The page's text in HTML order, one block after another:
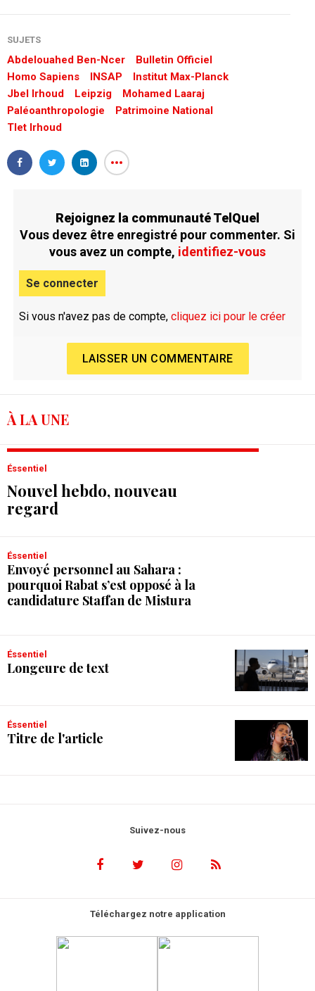
SUJETS
Abdelouahed Ben-Ncer
Bulletin Officiel
Homo Sapiens
INSAP
Institut Max-Planck
Jbel Irhoud
Leipzig
Mohamed Laaraj
Paléoanthropologie
Patrimoine National
Tlet Irhoud
Rejoignez la communauté TelQuel
Vous devez être enregistré pour commenter. Si
vous avez un compte, identifiez-vous
Se connecter
Si vous n'avez pas de compte, cliquez ici pour le créer
LAISSER UN COMMENTAIRE
À LA UNE
Éssentiel
Nouvel hebdo, nouveau
regard
Éssentiel
Envoyé personnel au Sahara :
pourquoi Rabat s’est opposé à la
candidature Staffan de Mistura
Éssentiel
Longeure de text
Éssentiel
Titre de l'article
Suivez-nous
Téléchargez notre application